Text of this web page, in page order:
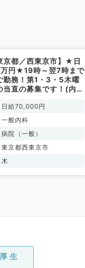
京都／西東京市】★日
円★19時～翌7時まで
勤務！第1・3・5木曜
当直の募集です！(内科
日給70,000円
一般内科
病院（一般）
東京都西東京市
木
生